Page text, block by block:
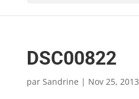
DSC00822
par Sandrine | Nov 25, 2013